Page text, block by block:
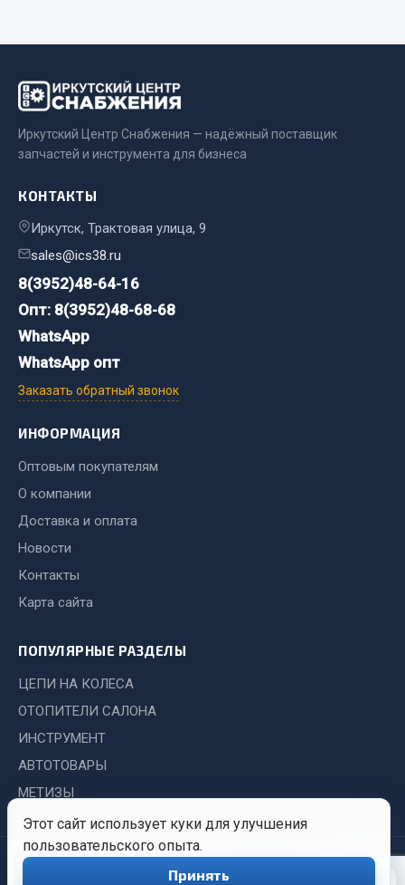
Весь раздел
Цепи подъёмные
Весь раздел
РТИ
Лента конвейерная
Манжеты
Паронит
Патрубки
Рукава высокого давления
Весь раздел
Автомобильная электрика
Блоки реле и предохранителей
Вилки нагрузочные
Выключатели и переключатели клавишные
Весь раздел
Этот сайт использует куки для улучшения
пользовательского опыта.
Принять
Иркутский Центр Снабжения — надёжный поставщик
запчастей и инструмента для бизнеса
КОНТАКТЫ
Иркутск, Трактовая улица, 9
sales@ics38.ru
8(3952)48-64-16
Опт: 8(3952)48-68-68
WhatsApp
WhatsApp опт
Заказать обратный звонок
ИНФОРМАЦИЯ
Оптовым покупателям
О компании
Доставка и оплата
Новости
Контакты
Карта сайта
ПОПУЛЯРНЫЕ РАЗДЕЛЫ
ЦЕПИ НА КОЛЕСА
ОТОПИТЕЛИ САЛОНА
ИНСТРУМЕНТ
АВТОТОВАРЫ
МЕТИЗЫ
© 2026 Иркутский Центр Политика
конфиденциальности
Обработка